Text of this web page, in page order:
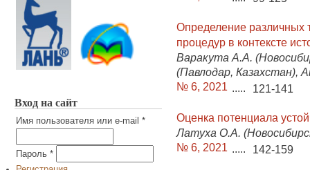
Вход на сайт
Имя пользователя или e-mail *
Пароль *
Определение различных
процедур в контексте
Варакута А.А.
(Павлодар, Казахстан),
№ 6, 2021 ..... 121-141
Оценка потенциала
Латуха О.А.
№ 6, 2021 ..... 142-159